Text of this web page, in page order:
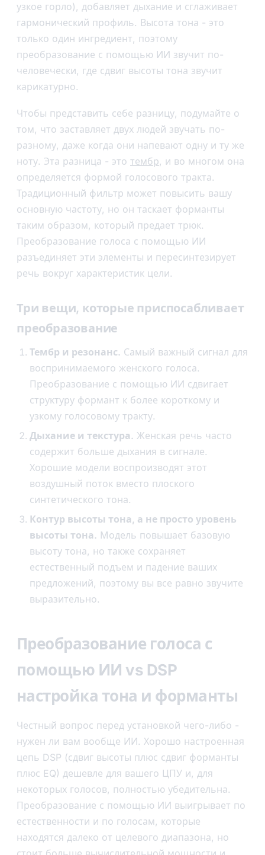
узкое горло), добавляет дыхание и сглаживает
гармонический профиль. Высота тона - это
только один ингредиент, поэтому
преобразование с помощью ИИ звучит по-
человечески, где сдвиг высоты тона звучит
карикатурно.
Чтобы представить себе разницу, подумайте о
том, что заставляет двух людей звучать по-
разному, даже когда они напевают одну и ту же
ноту. Эта разница - это тембр, и во многом она
определяется формой голосового тракта.
Традиционный фильтр может повысить вашу
основную частоту, но он таскает форманты
таким образом, который предает трюк.
Преобразование голоса с помощью ИИ
разъединяет эти элементы и пересинтезирует
речь вокруг характеристик цели.
Три вещи, которые приспосабливает
преобразование
Тембр и резонанс. Самый важный сигнал для
воспринимаемого женского голоса.
Преобразование с помощью ИИ сдвигает
структуру формант к более короткому и
узкому голосовому тракту.
Дыхание и текстура. Женская речь часто
содержит больше дыхания в сигнале.
Хорошие модели воспроизводят этот
воздушный поток вместо плоского
синтетического тона.
Контур высоты тона, а не просто уровень
высоты тона. Модель повышает базовую
высоту тона, но также сохраняет
естественный подъем и падение ваших
предложений, поэтому вы все равно звучите
выразительно.
Преобразование голоса с
помощью ИИ vs DSP
настройка тона и форманты
Честный вопрос перед установкой чего-либо -
нужен ли вам вообще ИИ. Хорошо настроенная
цепь DSP (сдвиг высоты плюс сдвиг форманты
плюс EQ) дешевле для вашего ЦПУ и, для
некоторых голосов, полностью убедительна.
Преобразование с помощью ИИ выигрывает по
естественности и по голосам, которые
находятся далеко от целевого диапазона, но